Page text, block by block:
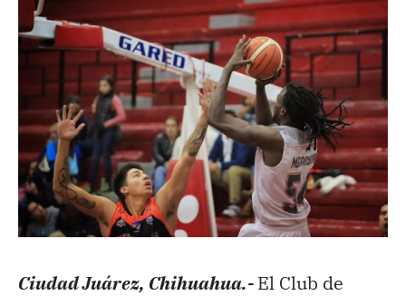
Ciudad Juárez, Chihuahua.-El Club de